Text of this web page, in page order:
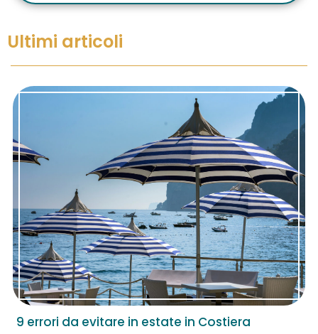
Ultimi articoli
9 errori da evitare in estate in Costiera